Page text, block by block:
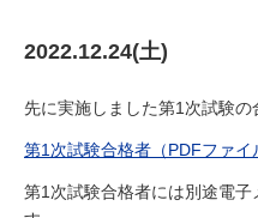
2022.12.24(土)
先に実施しました第1次試験の
第1次試験合格者（PDFファイ
第1次試験合格者には別途電